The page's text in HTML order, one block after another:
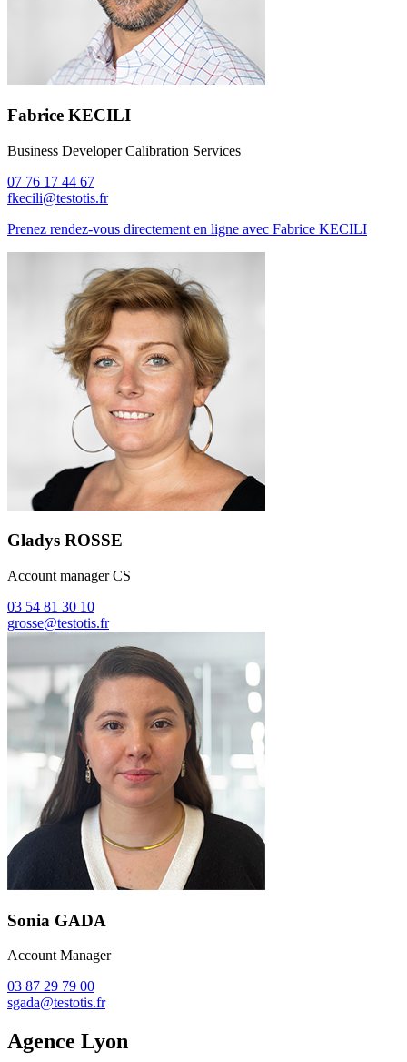
Fabrice KECILI
Business Developer Calibration Services
07 76 17 44 67
fkecili@testotis.fr
Prenez rendez-vous directement en ligne avec Fabrice KECILI
Gladys ROSSE
Account manager CS
03 54 81 30 10
grosse@testotis.fr
Sonia GADA
Account Manager
03 87 29 79 00
sgada@testotis.fr
Agence Lyon